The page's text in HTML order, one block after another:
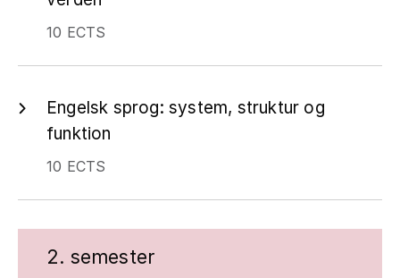
10 ECTS
Engelsk sprog: system, struktur og
funktion
10 ECTS
2. semester